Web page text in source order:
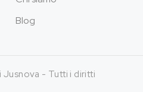
Blog
- Tutti i diritti